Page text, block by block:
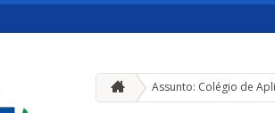
Assunto: Colégio de